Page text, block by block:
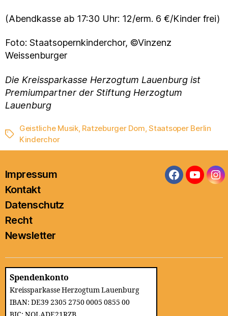
(Abendkasse ab 17:30 Uhr: 12/erm. 6 €/Kinder frei)
Foto: Staatsopernkinderchor, ©Vinzenz
Weissenburger
Die Kreissparkasse Herzogtum Lauenburg ist
Premiumpartner der Stiftung Herzogtum
Lauenburg
Schlagwörter
Geistliche Musik, Ratzeburger Dom,Staatsoper Berlin
Kinderchor
Impressum
Kontakt
Datenschutz
Recht
Newsletter
Facebook
Spendenkonto
Kreissparkasse Herzogtum Lauenburg
IBAN: DE39 2305 2750 0005 0855 00